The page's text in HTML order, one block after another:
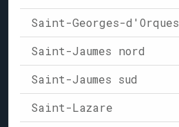
Saint-Georges-d'Orques
Saint-Jaumes nord
Saint-Jaumes sud
Saint-Lazare